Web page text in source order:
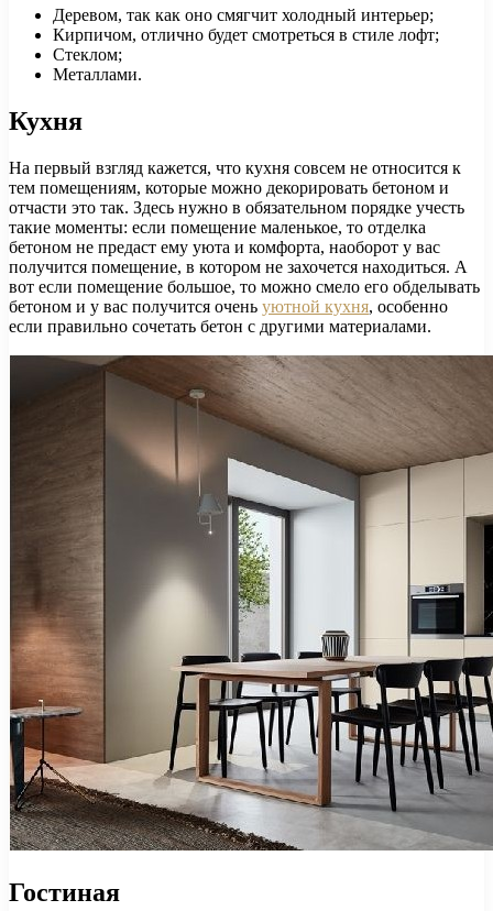
Деревом, так как оно смягчит холодный интерьер;
Кирпичом, отлично будет смотреться в стиле лофт;
Стеклом;
Металлами.
Кухня
На первый взгляд кажется, что кухня совсем не относится к
тем помещениям, которые можно декорировать бетоном и
отчасти это так. Здесь нужно в обязательном порядке учесть
такие моменты: если помещение маленькое, то отделка
бетоном не предаст ему уюта и комфорта, наоборот у вас
получится помещение, в котором не захочется находиться. А
вот если помещение большое, то можно смело его обделывать
бетоном и у вас получится очень уютной кухня, особенно
если правильно сочетать бетон с другими материалами.
Гостиная